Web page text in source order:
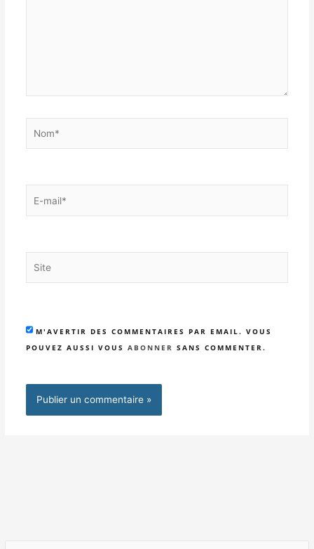
mail*
M'AVERTIR DES COMMENTAIRES PAR EMAIL. VOUS
POUVEZ AUSSI VOUS ABONNER SANS COMMENTER.